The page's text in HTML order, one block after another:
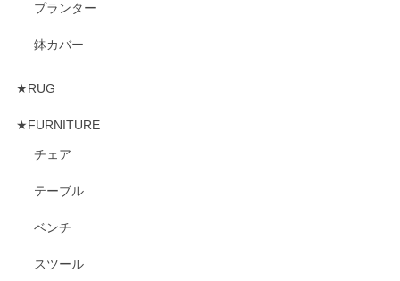
プランター
鉢カバー
★RUG
★FURNITURE
チェア
テーブル
ベンチ
スツール